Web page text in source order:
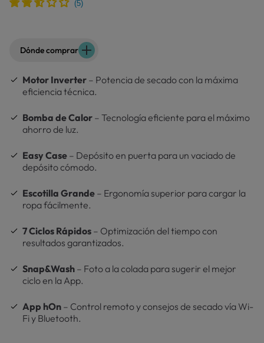
Dónde comprar
Motor Inverter – Potencia de secado con la máxima
eficiencia técnica.
Bomba de Calor – Tecnología eficiente para el máximo
ahorro de luz.
Easy Case – Depósito en puerta para un vaciado de
depósito cómodo.
Escotilla Grande – Ergonomía superior para cargar la
ropa fácilmente.
7 Ciclos Rápidos – Optimización del tiempo con
resultados garantizados.
Snap&Wash – Foto a la colada para sugerir el mejor
ciclo en la App.
App hOn – Control remoto y consejos de secado vía Wi-
Fi y Bluetooth.